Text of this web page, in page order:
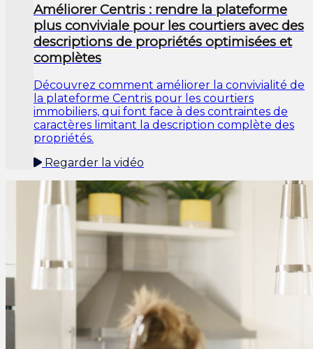
Améliorer Centris : rendre la plateforme
plus conviviale pour les courtiers avec des
descriptions de propriétés optimisées et
complètes
Découvrez comment améliorer la convivialité de
la plateforme Centris pour les courtiers
immobiliers, qui font face à des contraintes de
caractères limitant la description complète des
propriétés.
Regarder la vidéo